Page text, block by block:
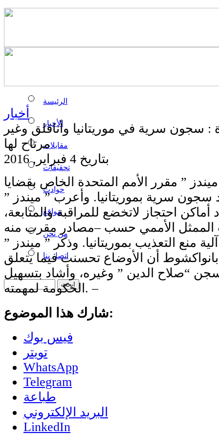
الرئيسة
الأخبار
مقابلات
تحقيقات
حوادث
مواقع
من نحن
اتصل بنا
أخبار
: سجون سرية في موريتانيا وأناقلق وغير
مرتاح لها
بتاريخ 4 فبراير, 2016
” مقرر الأمم المتحدة الخاص بقضايا
سرية بموريتانيا. وأعرب ” ميندز ”
احتجاز لاتخضع للمراقبة والمتابعة،
الممثل الأممي حسب –مصادر مقرب منه
منع التعذيب بموريتانيا. وذكر ” ميندز ”
أن الأوضاع تحسنت فيما يتعلق
“صلاح الدين ” وغيره، وأشاد بتسهيل
الحكومة لمهمته. –
شارك هذا الموضوع:
فيس بوك
تويتر
WhatsApp
Telegram
طباعة
البريد الإلكتروني
LinkedIn